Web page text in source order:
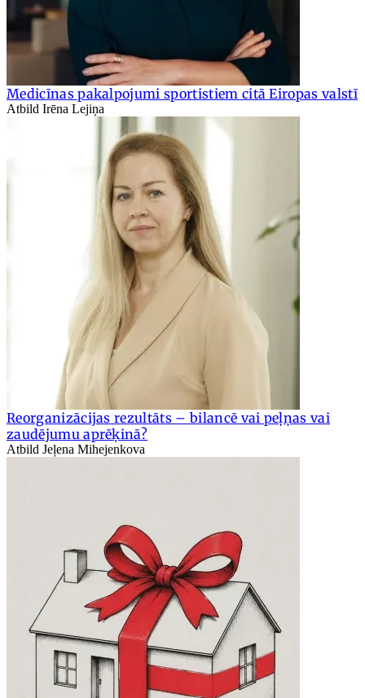
Medicīnas pakalpojumi sportistiem citā Eiropas valstī
Atbild Irēna Lejiņa
Reorganizācijas rezultāts – bilancē vai peļņas vai
zaudējumu aprēķinā?
Atbild Jeļena Mihejenkova